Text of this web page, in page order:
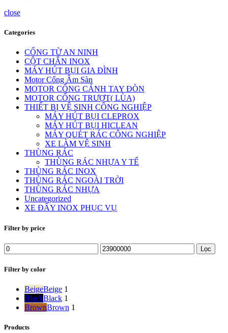
close
Categories
CỔNG TỪ AN NINH
CỘT CHẮN INOX
MÁY HÚT BỤI GIA ĐÌNH
Motor Cổng Âm Sàn
MOTOR CỔNG CÁNH TAY ĐÒN
MOTOR CỔNG TRƯỢT( LÙA)
THIẾT BỊ VỆ SINH CÔNG NGHIỆP
MÁY HÚT BỤI CLEPROX
MÁY HÚT BỤI HICLEAN
MÁY QUÉT RÁC CÔNG NGHIỆP
XE LÀM VỆ SINH
THÙNG RÁC
THÙNG RÁC NHỰA Y TẾ
THÙNG RÁC INOX
THÙNG RÁC NGOÀI TRỜI
THÙNG RÁC NHỰA
Uncategorized
XE ĐẨY INOX PHỤC VỤ
Filter by price
Lọc
Filter by color
BeigeBeige 1
BlackBlack 1
BrownBrown 1
Products